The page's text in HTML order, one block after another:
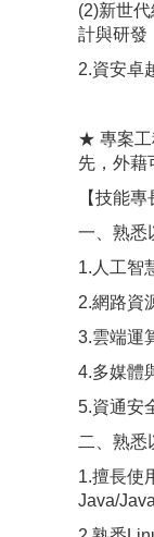
(2)新世
計與研發
2.資安卓
★ 專案工
先，外藉
【技能專
一、熟悉
1.人工智
2.網路資
3.雲端運
4.多媒體
5.資通安
二、熟悉
1.擅長使
Java/